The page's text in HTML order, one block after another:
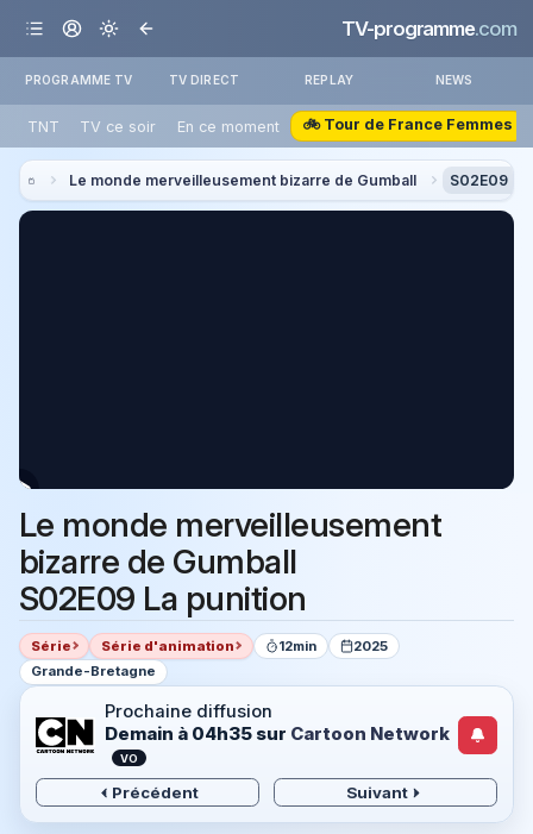
TV-programme.com
PROGRAMME TV TV DIRECT REPLAY NEWS
TNT TV ce soir En ce moment 🚲 Tour de France Femmes
Le monde merveilleusement bizarre de Gumball S02E09
Le monde merveilleusement
bizarre de Gumball
S02E09 La punition
Série Série d'animation 12min
2025
Grande-Bretagne
Prochaine diffusion
Demain à 04h35sur Cartoon Network
VO
Précédent Suivant